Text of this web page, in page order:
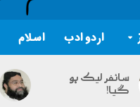
اردو ادب اسلام
سائفر لیک ہو
گیا!